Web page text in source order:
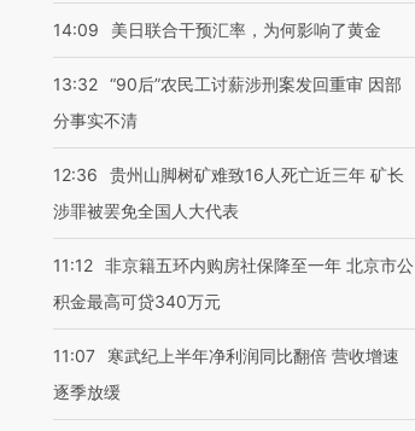
14:09 美日联合干预汇率，为何影响了黄金
13:32 “90后”农民工讨薪涉刑案发回重审 因部
分事实不清
12:36
贵州山脚树矿难致16人死亡近三年 矿长
涉罪被罢免全国人大代表
11:12 非京籍五环内购房社保降至一年 北京市公
积金最高可贷340万元
11:07
寒武纪上半年净利润同比翻倍 营收增速
逐季放缓